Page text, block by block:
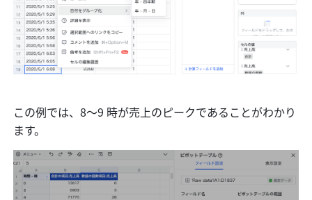
この例では、8〜9 時が売上のピークであることがわかり
ます。